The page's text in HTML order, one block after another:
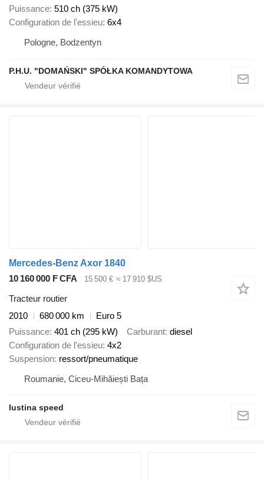
Puissance 510 ch (375 kW)
Configuration de l'essieu 6x4
Pologne, Bodzentyn
P.H.U. "DOMAŃSKI" SPÓŁKA KOMANDYTOWA
Mercedes-Benz Axor 1840
10 160 000 F CFA
15 500 € ≈ 17 910 $US
Tracteur routier
2010
680 000 km
Euro 5
Puissance 401 ch (295 kW) Carburant diesel
Configuration de l'essieu 4x2
Suspension ressort/pneumatique
Roumanie, Ciceu-Mihăiești Bața
Iustina speed